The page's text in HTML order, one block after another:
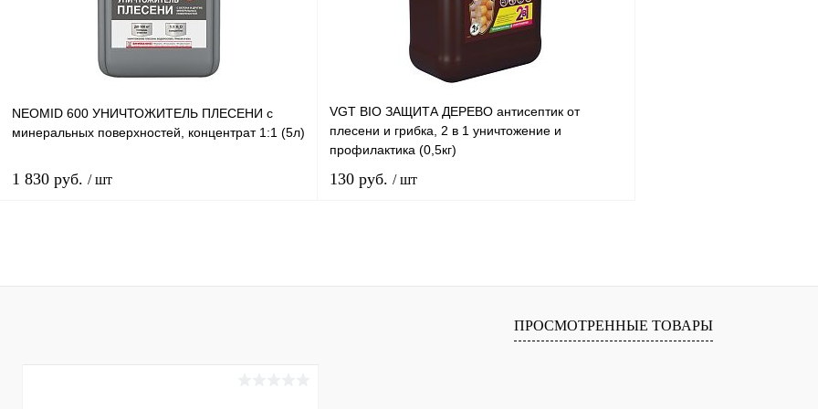
В наличии В избранное В наличии
Литраж | Масса:
Цвет
Бесцветный
Элемент каталога:
NEOMID 600 УНИЧТОЖИТЕЛЬ ПЛЕСЕНИ с
минеральных поверхностей, концентрат 1:1 (5л)
1 830 руб. / шт
VGT BIO ЗАЩИТА ДЕРЕВО антисептик от
плесени и грибка, 2 в 1 уничтожение и
профилактика (0,5кг)
130 руб. / шт
В наличии
ПРОСМОТРЕННЫЕ ТОВАРЫ